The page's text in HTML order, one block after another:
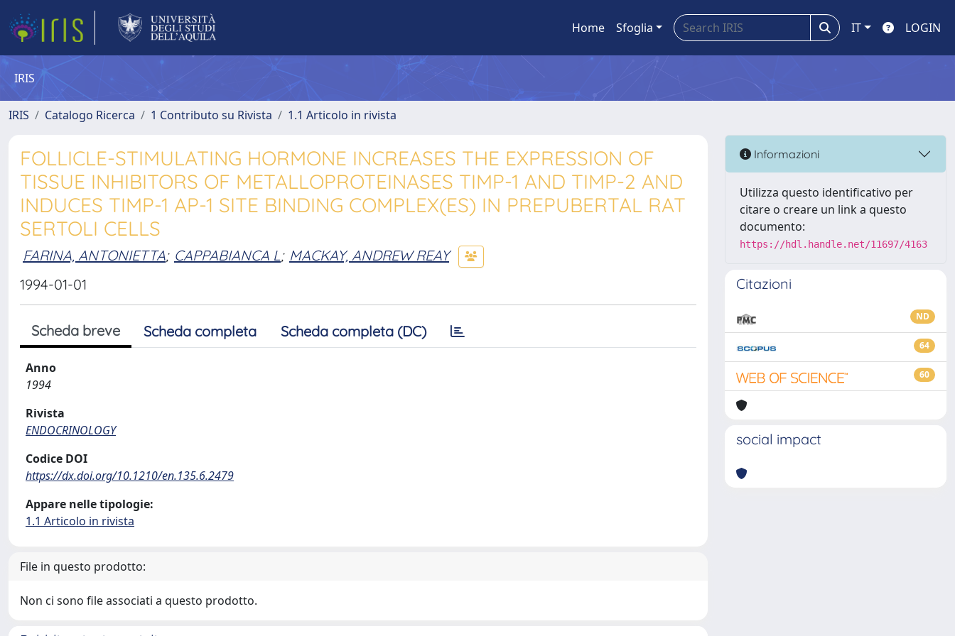
Home Sfoglia IT LOGIN
IRIS
IRIS Catalogo Ricerca 1 Contributo su Rivista 1.1 Articolo in rivista
FOLLICLE-STIMULATING HORMONE INCREASES THE EXPRESSION OF
TISSUE INHIBITORS OF METALLOPROTEINASES TIMP-1 AND TIMP-2 AND
INDUCES TIMP-1 AP-1 SITE BINDING COMPLEX(ES) IN PREPUBERTAL RAT
SERTOLI CELLS
FARINA, ANTONIETTA; CAPPABIANCA L; MACKAY, ANDREW REAY
1994-01-01
Scheda breve Scheda completa Scheda completa (DC)
Anno
1994
Rivista
ENDOCRINOLOGY
Codice DOI
https://dx.doi.org/10.1210/en.135.6.2479
Appare nelle tipologie:
1.1 Articolo in rivista
File in questo prodotto:
Non ci sono file associati a questo prodotto.
Informazioni
Utilizza questo identificativo per
citare o creare un link a questo
documento:
https://hdl.handle.net/11697/4163
Citazioni
ND
64
60
social impact